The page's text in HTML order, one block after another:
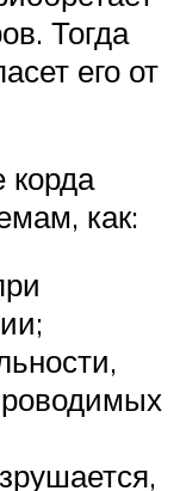
Тогда
его от
корда
как: